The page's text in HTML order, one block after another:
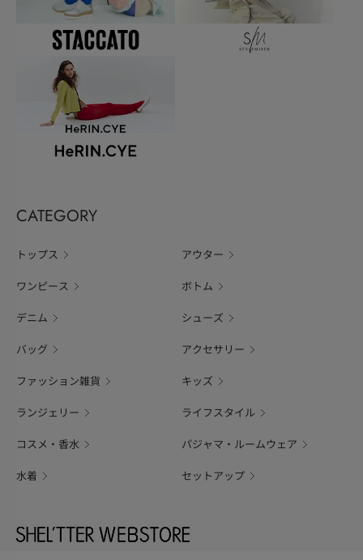
CATEGORY
トップス アウター
ワンピース ボトム
デニム シューズ
バッグ アクセサリー
ファッション雑貨 キッズ
ランジェリー ライフスタイル
コスメ・香水 パジャマ・ルームウェア
水着 セットアップ